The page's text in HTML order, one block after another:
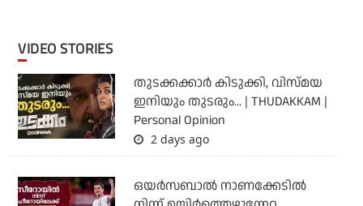
VIDEO STORIES
തുടക്കക്കാര്‍ കിടുക്കി, വിസ്മയ
ഇനിയും തുടരും... | THUDAKKAM |
Personal Opinion
2 days ago
ഒയര്‍സബാൽ നാണക്കേടിൽ